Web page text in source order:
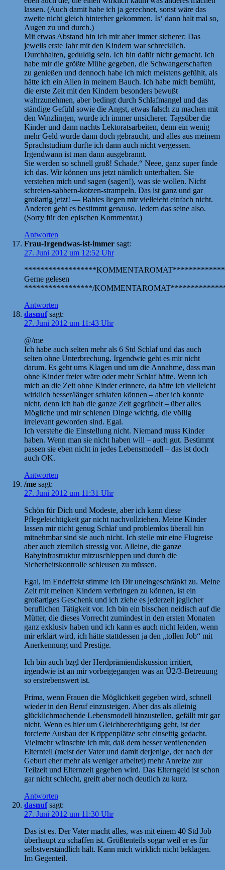
lassen. (Auch damit habe ich ja gerechnet, sonst wäre das
zweite nicht gleich hinterher gekommen. Is‘ dann halt mal so,
Augen zu und durch.)
Mit etwas Abstand bin ich mir aber immer sicherer: Das
jeweils erste Jahr mit den Kindern war schrecklich.
Durchhalten, geduldig sein. Ich bin dafür nicht gemacht. Ich
habe mir die größte Mühe gegeben, die Schwangerschaften
zu genießen und dennoch habe ich mich meistens gefühlt, als
hätte ich ein Alien in meinem Bauch. Ich habe mich bemüht,
die erste Zeit mit den Kindern besonders bewußt
wahrzunehmen, aber bedingt durch Schlafmangel und das
ständige Gefühl sowie die Angst, etwas falsch zu machen mit
den Winzlingen, wurde ich immer unsicherer. Tagsüber die
Kinder und dann nachts Lektoratsarbeiten, denn ein wenig
mehr Geld wurde dann doch gebraucht, und alles aus meinem
Sprachstudium durfte ich dann auch nicht vergessen.
Irgendwann ist man dann ausgebrannt.
Sie werden so schnell groß! Schade.“ Neee, ganz super finde
ich das. Wir können uns jetzt nämlich unterhalten. Sie
verstehen mich und sagen (sagen!), was sie wollen. Nicht
schreien-sabbern-kotzen-strampeln. Das ist ganz und gar
großartig jetzt! — Babies liegen mirvielleicht einfach nicht.
Anderen geht es bestimmt genauso. Jedem das seine also.
(Sorry für den epischen Kommentar.)
Antworten
Frau-Irgendwas-ist-immer sagt:
27. Juni 2012 um 12:52 Uhr
Gerne gelesen
*****************/
Antworten
dasnuf sagt:
27. Juni 2012 um 11:43 Uhr
@/me
Ich habe auch selten mehr als 6 Std Schlaf und das auch
selten ohne Unterbrechung. Irgendwie geht es mir nicht
darum. Es geht ums Klagen und um die Annahme, dass man
ohne Kinder freier wäre oder mehr Schlaf hätte. Wenn ich
mich an die Zeit ohne Kinder erinnere, da hätte ich vielleicht
wirklich besser/länger schlafen können – aber ich konnte
nicht, denn ich hab die ganze Zeit gegrübelt – über alles
Mögliche und mir schienen Dinge wichtig, die völlig
irrelevant geworden sind. Egal.
Ich verstehe die Einstellung nicht. Niemand muss Kinder
haben. Wenn man sie nicht haben will – auch gut. Bestimmt
passen sie eben nicht in jedes Lebensmodell – das ist doch
auch OK.
Antworten
/me sagt:
27. Juni 2012 um 11:31 Uhr
Schön für Dich und Modeste, aber ich kann diese
Pflegeleichtigkeit gar nicht nachvollziehen. Meine Kinder
lassen mir nicht genug Schlaf und problemlos überall hin
mitnehmbar sind sie auch nicht. Ich stelle mir eine Flugreise
aber auch ziemlich stressig vor. Alleine, die ganze
Babyinfrastruktur mitzuschleppen und durch die
Sicherheitskontrolle schleusen zu müssen.
Egal, im Endeffekt stimme ich Dir uneingeschränkt zu. Meine
Zeit mit meinen Kindern verbringen zu können, ist ein
großartiges Geschenk und ich ziehe es jederzeit jeglicher
beruflichen Tätigkeit vor. Ich bin ein bisschen neidisch auf die
Mütter, die dieses Vorrecht zumindest in den ersten Monaten
ganz exklusiv haben und ich kann es auch nicht leiden, wenn
mir erklärt wird, ich hätte stattdessen ja den „tollen Job“ mit
Anerkennung und Prestige.
Ich bin auch bzgl der Herdprämiendiskussion irritiert,
irgendwie ist an mir vorbeigegangen was an Ü2/3-Betreuung
so erstrebenswert ist.
Prima, wenn Frauen die Möglichkeit gegeben wird, schnell
wieder in den Beruf einzusteigen. Aber das als alleinig
glücklichmachende Lebensmodell hinzustellen, gefällt mir gar
nicht. Wenn es hier um Gleichberechtigung geht, ist der
forcierte Ausbau der Krippenplätze sehr einseitig gedacht.
Vielmehr wünschte ich mir, daß dem besser verdienenden
Elternteil (meist der Vater und damit derjenige, der nach der
Geburt eher mehr als weniger arbeitet) mehr Anreize zur
Teilzeit und Elternzeit gegeben wird. Das Elterngeld ist schon
gar nicht schlecht, greift aber noch deutlich zu kurz.
Antworten
dasnuf sagt:
27. Juni 2012 um 11:30 Uhr
Das ist es. Der Vater macht alles, was mit einem 40 Std Job
überhaupt zu schaffen ist. Größtenteils sogar weil er es für
selbstverständlich hält. Kann mich wirklich nicht beklagen.
Im Gegenteil.